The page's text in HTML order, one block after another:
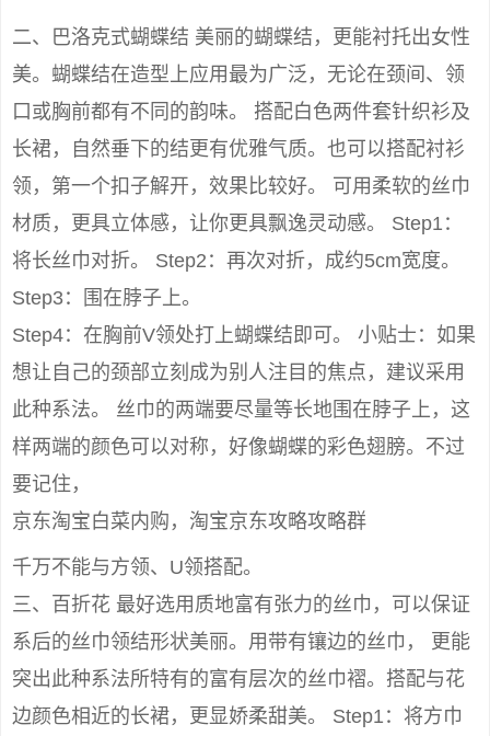
二、巴洛克式蝴蝶结 美丽的蝴蝶结，更能衬托出女性
美。蝴蝶结在造型上应用最为广泛，无论在颈间、领
口或胸前都有不同的韵味。 搭配白色两件套针织衫及
长裙，自然垂下的结更有优雅气质。也可以搭配衬衫
领，第一个扣子解开，效果比较好。 可用柔软的丝巾
材质，更具立体感，让你更具飘逸灵动感。 Step1：
将长丝巾对折。 Step2：再次对折，成约5cm宽度。
Step3：围在脖子上。
Step4：在胸前V领处打上蝴蝶结即可。 小贴士：如果
想让自己的颈部立刻成为别人注目的焦点，建议采用
此种系法。 丝巾的两端要尽量等长地围在脖子上，这
样两端的颜色可以对称，好像蝴蝶的彩色翅膀。不过
要记住，
京东淘宝白菜内购，淘宝京东攻略攻略群
千万不能与方领、U领搭配。
三、百折花 最好选用质地富有张力的丝巾，可以保证
系后的丝巾领结形状美丽。用带有镶边的丝巾， 更能
突出此种系法所特有的富有层次的丝巾褶。搭配与花
边颜色相近的长裙，更显娇柔甜美。 Step1：将方巾